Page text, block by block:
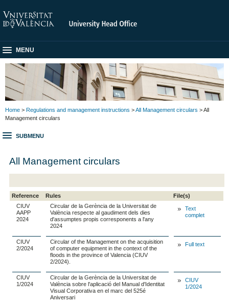
MENU
Home > Regulations and management instructions >All Management circulars > All
Management circulars
SUBMENU
All Management circulars
Reference Rules
File(s)
CIUV
AAPP
2024
Circular de la Gerència de la Universitat de
València respecte al gaudiment dels dies
d'assumptes propis corresponents a l'any
2024
Text
complet
CIUV
2/2024
Circular of the Management on the acquisition
of computer equipment in the context of the
floods in the province of Valencia (CIUV
2/2024).
Full text
CIUV
1/2024
Circular de la Gerència de la Universitat de
València sobre l'aplicació del Manual d'Identitat
Visual Corporativa en el marc del 525é
Aniversari
CIUV
1/2024